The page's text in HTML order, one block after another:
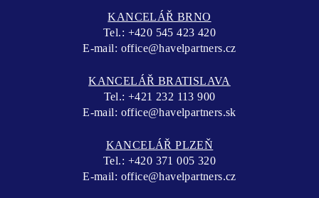
KANCELÁŘ BRNO
Tel.: +420 545 423 420
E-mail: office@havelpartners.cz
KANCELÁŘ BRATISLAVA
Tel.: +421 232 113 900
E-mail: office@havelpartners.sk
KANCELÁŘ PLZEŇ
Tel.: +420 371 005 320
E-mail: office@havelpartners.cz